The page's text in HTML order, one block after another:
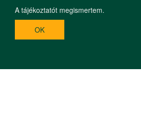
A tájékoztatót megismertem.
OK